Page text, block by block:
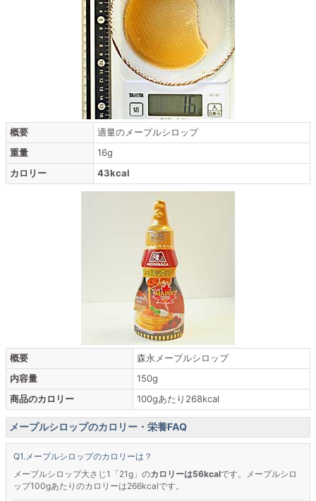
概要
適量のメープルシロップ
重量
16g
カロリー
43kcal
概要
森永メープルシロップ
内容量
150g
商品のカロリー
100gあたり268kcal
メープルシロップのカロリー・栄養FAQ
メープルシロップのカロリーは？
メープルシロップ大さじ1「21g」のカロリーは56kcalです。メープルシロ
ップ100gあたりのカロリーは266kcalです。